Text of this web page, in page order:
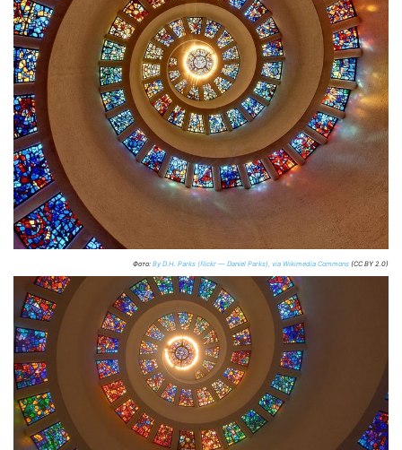
Фото: By D.H. Parks (flickr — Daniel Parks), via Wikimedia Commons (CC BY 2.0)